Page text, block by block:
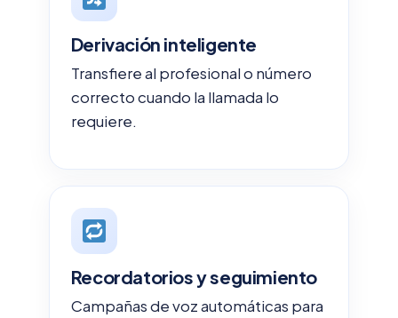
Derivación inteligente
Transfiere al profesional o número
correcto cuando la llamada lo
requiere.
Recordatorios y seguimiento
Campañas de voz automáticas para